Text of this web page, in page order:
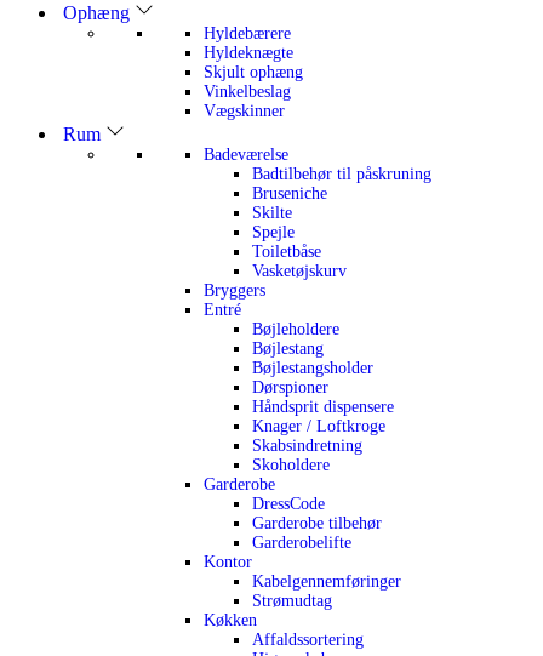
Ophæng
Hyldebærere
Hyldeknægte
Skjult ophæng
Vinkelbeslag
Vægskinner
Rum
Badeværelse
Badtilbehør til påskruning
Bruseniche
Skilte
Spejle
Toiletbåse
Vasketøjskurv
Bryggers
Entré
Bøjleholdere
Bøjlestang
Bøjlestangsholder
Dørspioner
Håndsprit dispensere
Knager / Loftkroge
Skabsindretning
Skoholdere
Garderobe
DressCode
Garderobe tilbehør
Garderobelifte
Kontor
Kabelgennemføringer
Strømudtag
Køkken
Affaldssortering